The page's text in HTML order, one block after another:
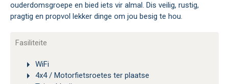
ouderdomsgroepe en bied iets vir almal. Dis veilig, rustig,
pragtig en propvol lekker dinge om jou besig te hou.
Fasiliteite
WiFi
4x4 / Motorfietsroetes ter plaatse